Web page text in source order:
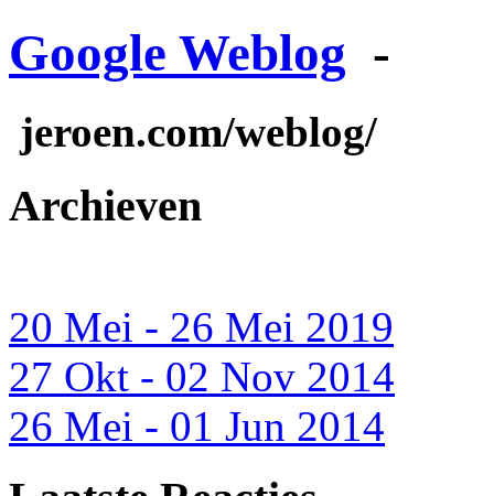
Google Weblog -
jeroen.com/weblog/
Archieven
20 Mei - 26 Mei 2019
27 Okt - 02 Nov 2014
26 Mei - 01 Jun 2014